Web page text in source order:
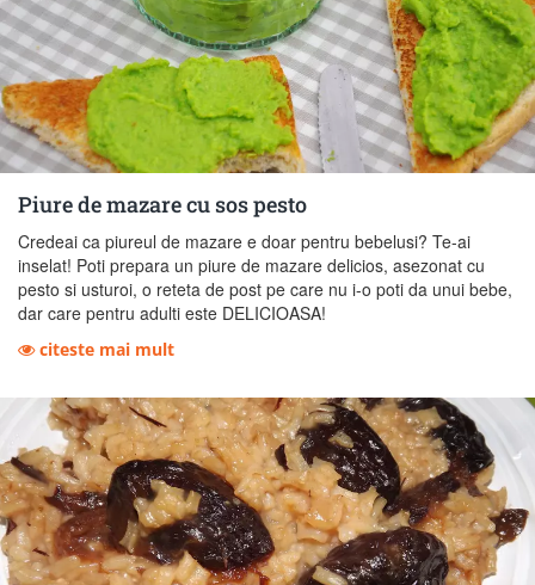
Piure de mazare cu sos pesto
Credeai ca piureul de mazare e doar pentru bebelusi? Te-ai
inselat! Poti prepara un piure de mazare delicios, asezonat cu
pesto si usturoi, o reteta de post pe care nu i-o poti da unui bebe,
dar care pentru adulti este DELICIOASA!
citeste mai mult